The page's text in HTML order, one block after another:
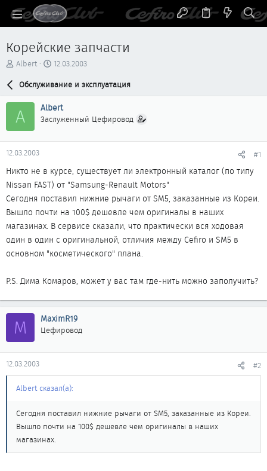
Корейские запчасти
А
р
т
м
ы
Albert
Д
т
н
а
ч
а
12.03.2003
Обслуживание и эксплуатация
A Albert
Заслуженный Цефировод
12.03.2003 #1
Никто не в курсе, существует ли электронный каталог (по типу
Nissan FAST) от "Samsung-Renault Motors"
Сегодня поставил нижние рычаги от SM5, заказанные из Кореи.
Вышло почти на 100$ дешевле чем оригиналы в наших
магазинах. В сервисе сказали, что практически вся ходовая
один в один с оригинальной, отличия между Cefiro и SM5 в
основном "косметического" плана.
P.S. Дима Комаров, может у вас там где-нить можно заполучить?
M MaximR19
Цефировод
12.03.2003 #2
Albert сказал(а):
Сегодня поставил нижние рычаги от SM5, заказанные из Кореи.
Вышло почти на 100$ дешевле чем оригиналы в наших
магазинах.